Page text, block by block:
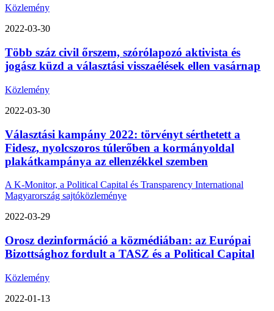
Közlemény
2022-03-30
Több száz civil őrszem, szórólapozó aktivista és
jogász küzd a választási visszaélések ellen vasárnap
Közlemény
2022-03-30
Választási kampány 2022: törvényt sérthetett a
Fidesz, nyolcszoros túlerőben a kormányoldal
plakátkampánya az ellenzékkel szemben
A K-Monitor, a Political Capital és Transparency International
Magyarország sajtóközleménye
2022-03-29
Orosz dezinformáció a közmédiában: az Európai
Bizottsághoz fordult a TASZ és a Political Capital
Közlemény
2022-01-13